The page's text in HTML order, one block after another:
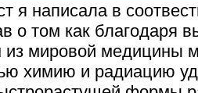
я написала в
о том как благодаря
из мировой медицины
химию и радиацию